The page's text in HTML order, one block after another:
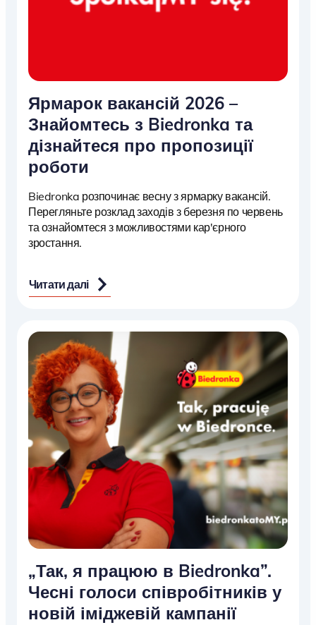
Ярмарок вакансій 2026 –
Знайомтесь з Biedronka та
дізнайтеся про пропозиції
роботи
Biedronka розпочинає весну з ярмарку вакансій.
Перегляньте розклад заходів з березня по червень
та ознайомтеся з можливостями кар'єрного
зростання.
Читати далі
„Так, я працюю в Biedronka”.
Чесні голоси співробітників у
новій іміджевій кампанії